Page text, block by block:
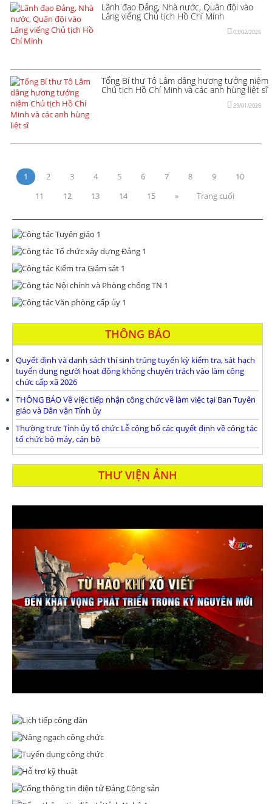
Lãnh đạo Đảng, Nhà nước, Quân đội vào
Lăng viếng Chủ tịch Hồ Chí Minh
03/02/2026
Tổng Bí thư Tô Lâm dâng hương tưởng niệm
Chủ tịch Hồ Chí Minh và các anh hùng liệt sĩ
29/01/2026
1 2 3 4 5 6 7 8 9
10
11
12 13 14 15 » Trang cuối
THÔNG BÁO
Quyết định và danh sách thí sinh trúng tuyển kỳ kiểm tra, sát hạch
tuyển dụng người hoạt động không chuyên trách vào làm công
chức cấp xã 2026
THÔNG BÁO Về việc tiếp nhận công chức về làm việc tại Ban Tuyên
giáo và Dân vận Tỉnh ủy
Thường trưc Tỉnh ủy tổ chức Lễ công bố các quyết định về công tác
tổ chức bộ máy, cán bộ
THƯ VIỆN ẢNH